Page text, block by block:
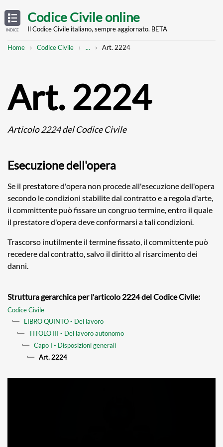
TABLE
OF
CONTENTS
INDICE
main
Codice Civile online
Il Codice Civile italiano, sempre aggiornato. BETA
Breadcrumb
Home Codice Civile
Mostra
... Art. 2224
Art. 2224
Articolo 2224 del Codice Civile
Esecuzione dell'opera
Se il prestatore d'opera non procede all'esecuzione dell'opera
secondo le condizioni stabilite dal contratto e a regola d'arte,
il committente può fissare un congruo termine, entro il quale
il prestatore d'opera deve conformarsi a tali condizioni.
Trascorso inutilmente il termine fissato, il committente può
recedere dal contratto, salvo il diritto al risarcimento dei
danni.
Struttura gerarchica per l'articolo 2224 del Codice Civile:
Codice Civile
LIBRO QUINTO - Del lavoro
TITOLO III - Del lavoro autonomo
Capo I - Disposizioni generali
Art. 2224